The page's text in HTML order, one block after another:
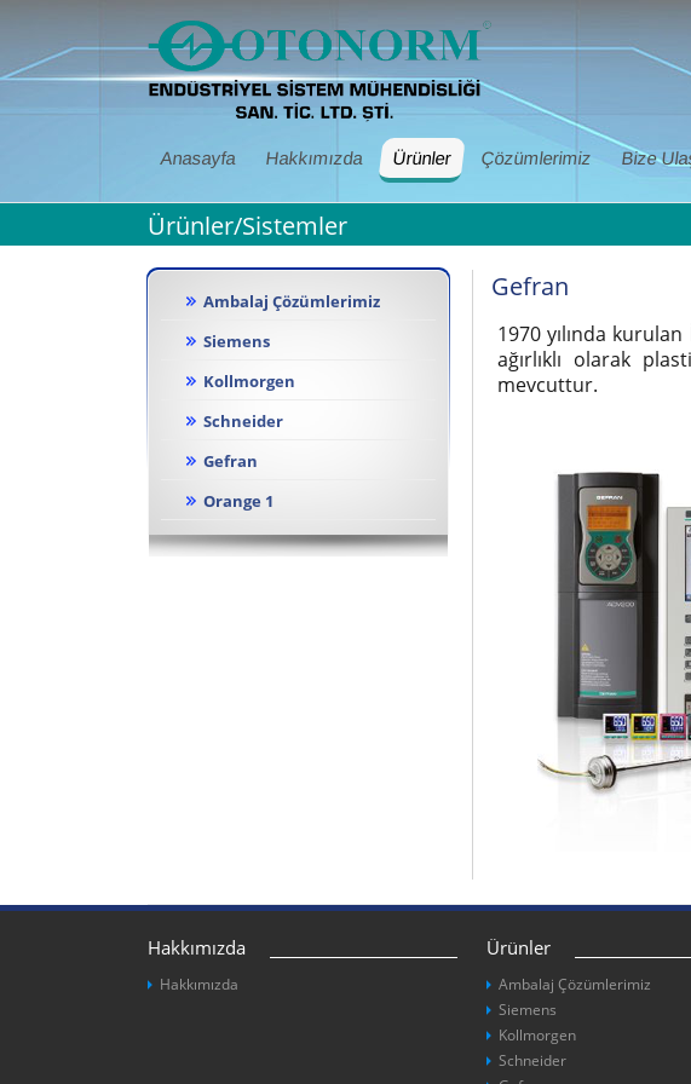
Anasayfa Hakkımızda Ürünler Çözümlerimiz Bize
Ürünler/Sistemler
Ambalaj Çözümlerimiz
Siemens
Kollmorgen
Schneider
Gefran
Orange 1
Gefran
1970 yılında
ağırlıklı olarak
mevcuttur.
Hakkımızda
Hakkımızda
Ürünler
Ambalaj Çözümlerimiz
Siemens
Kollmorgen
Schneider